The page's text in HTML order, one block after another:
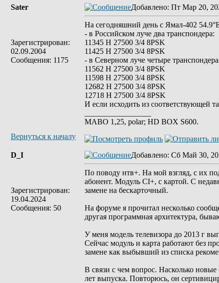
Sater
Зарегистрирован:
02.09.2004
Сообщения: 1175
Добавлено: Пт Мар 20,
На сегодняшний день с Ямал-402
- в Российском луче два транспондера:
11345 H 27500 3/4 8PSK
11425 H 27500 3/4 8PSK
- в Северном луче четыре
11562 H 27500 3/4 8PSK
11598 H 27500 3/4 8PSK
12682 Н 27500 3/4 8PSK
12718 H 27500 3/4 8PSK
И если исходить из соответствующей
MABO 1,25, polar; HD BOX S600.
Вернуться к началу
D_I
Зарегистрирован:
19.04.2024
Сообщения: 50
Добавлено: Сб Май 30,
По поводу нтв+. На мой взгляд, с их
абонент. Модуль CI+, с картой. С
замене на бескарточный.
На форуме я прочитал несколько
другая программная архитектура,
У меня модель телевизора до 2013 г
Сейчас модуль и карта работают без
замене как выбывший из списка
В связи с чем вопрос. Насколько
лет выпуска. Повторюсь, он